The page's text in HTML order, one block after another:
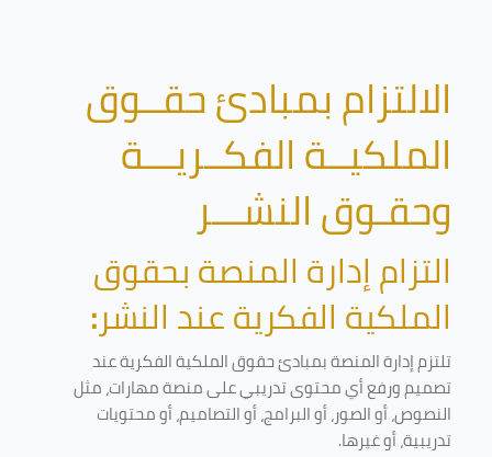
الالتزام بمبادئ حقــوق
الملكيــة الفكــريـــة
وحقـوق النشـــر
التزام إدارة المنصة بحقوق
الملكية الفكرية عند النشر:
تلتزم إدارة المنصة بمبادئ حقوق الملكية الفكرية عند
تصميم ورفع أي محتوى تدريبي على منصة مهارات، مثل
النصوص، أو الصور، أو البرامج، أو التصاميم، أو محتويات
تدريبية، أو غيرها.